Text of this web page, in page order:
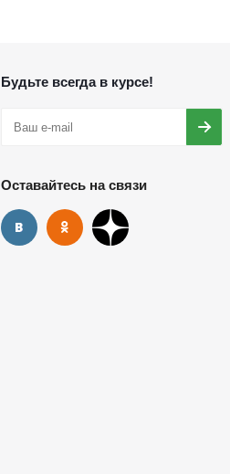
Будьте всегда в курсе!
Оставайтесь на связи